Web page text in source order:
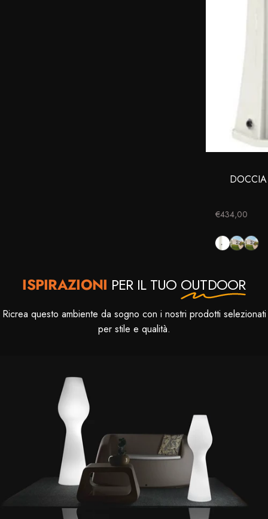
€434,00
BiancoAntracite
ISPIRAZIONI PER IL TUO OUTDOOR
Ricrea questo ambiente da sogno con i nostri prodotti selezionati
per stile e qualità.